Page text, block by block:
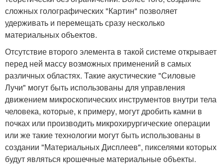
сложных голографических "Картин" позволяет
удерживать и перемещать сразу несколько
материальных объектов.
Отсутствие второго элемента в такой системе открывает
перед ней массу возможных применений в самых
различных областях. Такие акустические "Силовые
Лучи" могут быть использованы для управления
движением микроскопических инструментов внутри тела
человека, которые, к примеру, могут дробить камни в
почках или производить микрохирургические операции
или же такие технологии могут быть использованы в
создании "Материальных Дисплеев", пикселями которых
будут являться крошечные материальные объекты.